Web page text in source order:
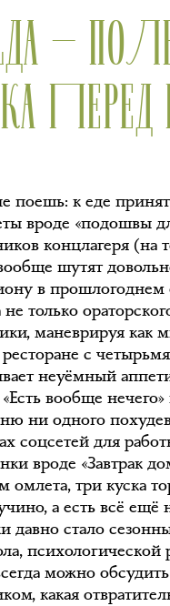
—
поешь: к еде
вроде «подошвы
концлагеря (на
шутят
в прошлогоднем
только
маневрируя как
с
неуёмный
вообще
ни одного
соцсетей для
вроде «Завтрак
омлета, три куска
а есть всё ещё
давно стало
психологической
можно
какая